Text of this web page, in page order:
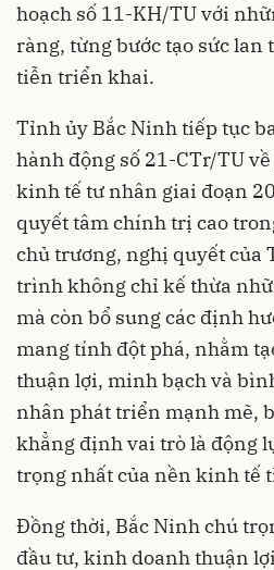
hoạch số 11-KH/TU với
ràng, từng bước tạo sức lan
tiễn triển khai.
Tỉnh ủy Bắc Ninh tiếp tục
hành động số 21-CTr/TU
kinh tế tư nhân giai đoạn
quyết tâm chính trị cao
chủ trương, nghị quyết của
trình không chỉ kế thừa
mà còn bổ sung các định
mang tính đột phá, nhằm
thuận lợi, minh bạch và
nhân phát triển mạnh mẽ,
khẳng định vai trò là động
trọng nhất của nền kinh tế
Đồng thời, Bắc Ninh chú
đầu tư, kinh doanh thuận